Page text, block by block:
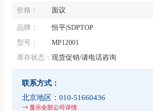
价格： 面议
品牌：
恒平|SDPTOP
型号：
MP12001
库存状态： 现货促销/请电话咨询
联系方式：
北京地区： 010-51660436
显示全部公司详情